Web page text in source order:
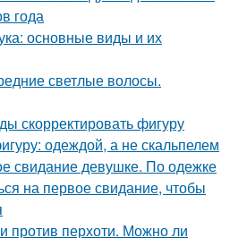
года
основные виды и их
светлые волосы.
скорректировать фигуру
одеждой, а не скальпелем
свидание девушке. По одежке
на первое свидание, чтобы
против перхоти. Можно ли